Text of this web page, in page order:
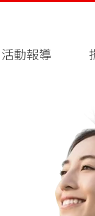
活動報導